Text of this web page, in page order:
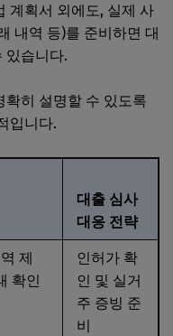
계획서 외에도, 실제 사
내역 등)를 준비하면 대
있습니다.
확히 설명할 수 있도록
입니다.
대출 심사
대응 전략
제
확인
인허가 확
인 및 실거
주 증빙 준
비